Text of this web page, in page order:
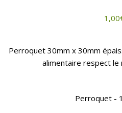
1,00
Perroquet 30mm x 30mm
alimentaire respect le
Perroquet -